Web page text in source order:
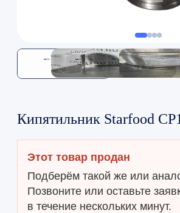
Кипятильник Starfood
Этот товар продан
Подберём такой же или
Позвоните или оставьте
в течение нескольких минут.